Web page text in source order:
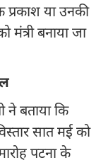
या उनकी
बनाया जा
ने बताया कि
सात मई को
पटना के